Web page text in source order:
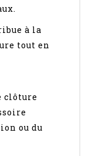
à la
tout en
clôture
ou du